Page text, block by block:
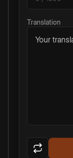
Translation
Your